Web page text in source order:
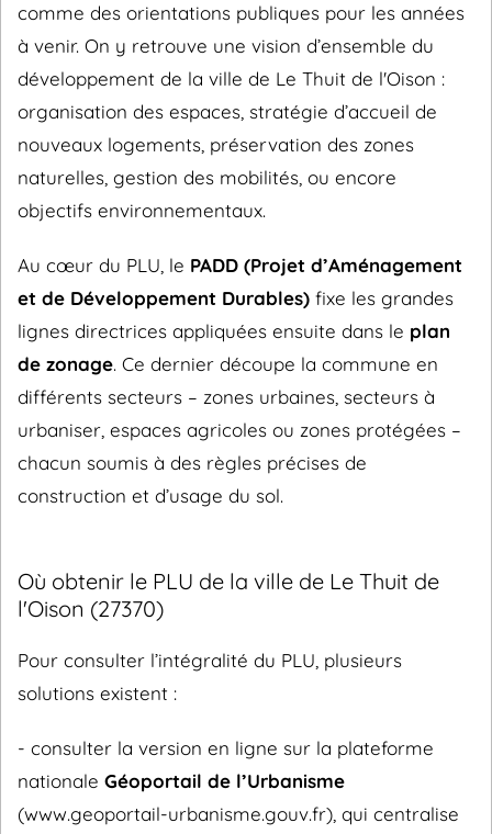
comme des orientations publiques pour les années
à venir. On y retrouve une vision d’ensemble du
développement de la ville de Le Thuit de l'Oison :
organisation des espaces, stratégie d’accueil de
nouveaux logements, préservation des zones
naturelles, gestion des mobilités, ou encore
objectifs environnementaux.
Au cœur du PLU, le PADD (Projet d’Aménagement
et de Développement Durables) fixe les grandes
lignes directrices appliquées ensuite dans le plan
de zonage. Ce dernier découpe la commune en
différents secteurs – zones urbaines, secteurs à
urbaniser, espaces agricoles ou zones protégées –
chacun soumis à des règles précises de
construction et d’usage du sol.
Où obtenir le PLU de la ville de Le Thuit de
l'Oison (27370)
Pour consulter l’intégralité du PLU, plusieurs
solutions existent :
- consulter la version en ligne sur la plateforme
nationale Géoportail de l’Urbanisme
(www.geoportail-urbanisme.gouv.fr), qui centralise